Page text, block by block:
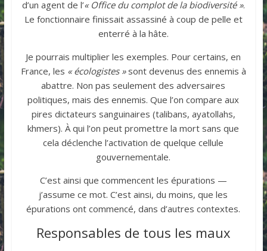
d’un agent de l’« Office du complot de la biodiversité ».
Le fonctionnaire finissait assassiné à coup de pelle et
enterré à la hâte.
Je pourrais multiplier les exemples. Pour certains, en
France, les « écologistes »sont devenus des ennemis à
abattre. Non pas seulement des adversaires
politiques, mais des ennemis. Que l’on compare aux
pires dictateurs sanguinaires (talibans, ayatollahs,
khmers). À qui l’on peut promettre la mort sans que
cela déclenche l’activation de quelque cellule
gouvernementale.
C’est ainsi que commencent les épurations —
j’assume ce mot. C’est ainsi, du moins, que les
épurations ont commencé, dans d’autres contextes.
Responsables de tous les maux